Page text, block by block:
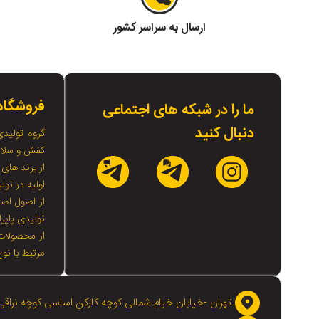
ارسال به سراسر کشور
ما را در شبکه های اجتماعی
دنبال کنید
گروه
کفش و
از برند
اولیه در
از اصول
تولیدی
از
مرتبط با
تهران -خیابان خیام شمالی کوچه کارکن اساسی کوچه